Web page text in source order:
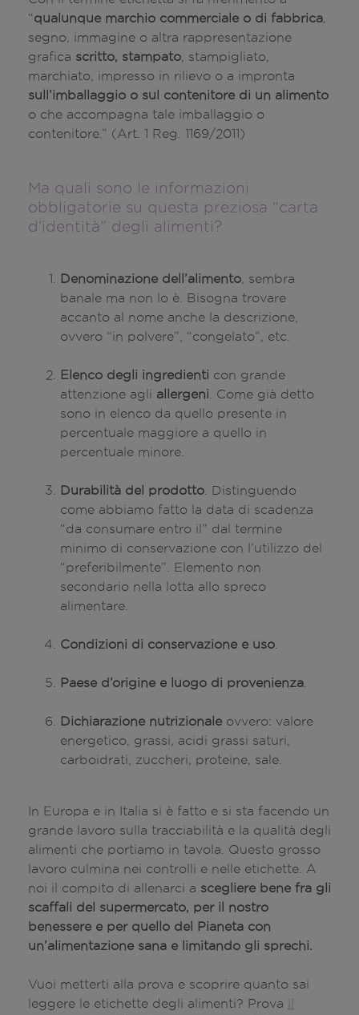
“qualunque marchio commerciale o di fabbrica
segno, immagine o altra rappresentazione
grafica scritto, stampato , stampigliato,
marchiato, impresso in rilievo o a impronta
sull’imballaggio o sul contenitore di un alimento
o che accompagna tale imballaggio o
contenitore.” (Art. 1 Reg. 1169/2011)
Ma quali sono le informazioni
obbligatorie su questa preziosa “carta
d’identità” degli alimenti?
Denominazione dell’alimento, sembra
banale ma non lo è. Bisogna trovare
accanto al nome anche la descrizione,
ovvero “in polvere”, “congelato”, etc.
Elenco degli ingredienti con grande
attenzione agli allergeni. Come già detto
sono in elenco da quello presente in
percentuale maggiore a quello in
percentuale minore.
Durabilità del prodotto. Distinguendo
come abbiamo fatto la data di scadenza
“da consumare entro il” dal termine
minimo di conservazione con l’utilizzo del
“preferibilmente”. Elemento non
secondario nella lotta allo spreco
alimentare.
Condizioni di conservazione e uso.
Paese d’origine e luogo di provenienza.
Dichiarazione nutrizionale ovvero: valore
energetico, grassi, acidi grassi saturi,
carboidrati, zuccheri, proteine, sale.
In Europa e in Italia si è fatto e si sta facendo un
grande lavoro sulla tracciabilità e la qualità degli
alimenti che portiamo in tavola. Questo grosso
lavoro culmina nei controlli e nelle etichette. A
noi il compito di allenarci a scegliere bene fra gli
scaffali del supermercato, per il nostro
benessere e per quello del Pianeta con
un’alimentazione sana e limitando gli sprechi.
Vuoi metterti alla prova e scoprire quanto sai
leggere le etichette degli alimenti? Prova